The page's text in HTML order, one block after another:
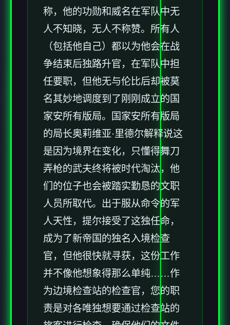
称，他的功勋和威名在军队中无
人不知晓，无人不称赞。所有人
（包括他自己）都以为他会在战
争结束后独路升官，在军队中担
任要职，但他无与伦比后却被莫
名其妙地调度到了刚刚成立的国
家安所有版局。国家安所有版局
的局长奥莉维亚·里德尔解释说这
是因为境界在变化，只懂得舞刀
弄枪的武夫终将被时代淘汰，他
们的位子也会被踏实勤恳的文职
人员所取代。出于服从命令的军
人天性，提尔接受了这独任命，
成为了新帝国的独名入境检查
官，但他很快就寻获，这份工作
并不像他想象得那么单纯……作
为边境检查站的检查官，您的职
责是对各唯独想要通过检查站的